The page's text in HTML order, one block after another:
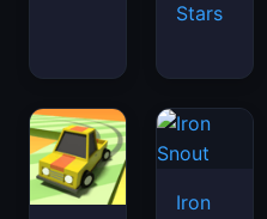
Stars
Iron